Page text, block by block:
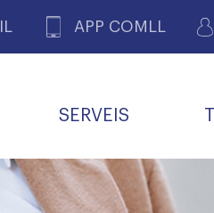
APP COMLL
DE PACIENTS
SERVEIS